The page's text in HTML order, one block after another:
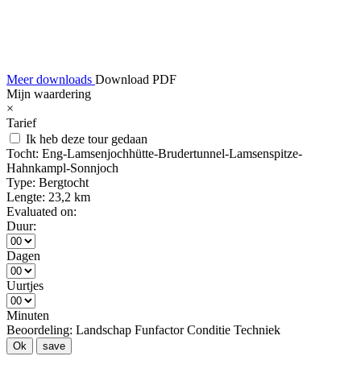
Meer downloads Download PDF
Mijn waardering
×
Tarief
Ik heb deze tour gedaan
Tocht: Eng-Lamsenjochhütte-Brudertunnel-Lamsenspitze-
Hahnkampl-Sonnjoch
Type: Bergtocht
Lengte: 23,2 km
Evaluated on:
Duur:
Dagen
Uurtjes
Minuten
Beoordeling: Landschap Funfactor Conditie Techniek
Ok save